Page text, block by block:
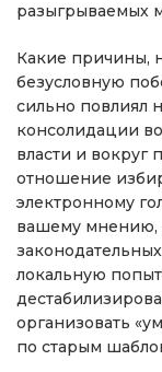
разыгрываемых
Какие причины,
безусловную
сильно повлиял
консолидации
власти и вокруг
отношение
электронному
вашему мнению,
локальную
организовать
по старым